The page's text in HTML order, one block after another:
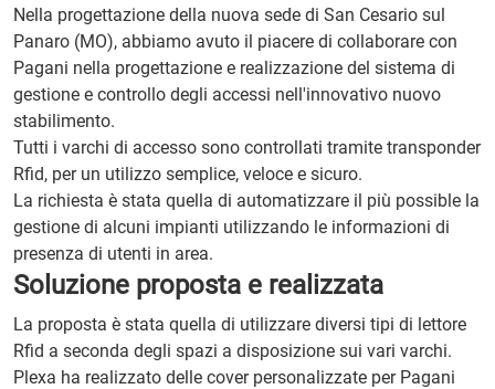
Nella progettazione della nuova sede di San Cesario sul
Panaro (MO), abbiamo avuto il piacere di collaborare con
Pagani nella progettazione e realizzazione del sistema di
gestione e controllo degli accessi nell'innovativo nuovo
stabilimento.
Tutti i varchi di accesso sono controllati tramite transponder
Rfid, per un utilizzo semplice, veloce e sicuro.
La richiesta è stata quella di automatizzare il più possible la
gestione di alcuni impianti utilizzando le informazioni di
presenza di utenti in area.
Soluzione proposta e realizzata
La proposta è stata quella di utilizzare diversi tipi di lettore
Rfid a seconda degli spazi a disposizione sui vari varchi.
Plexa ha realizzato delle cover personalizzate per Pagani